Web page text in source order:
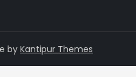
by Kantipur Themes